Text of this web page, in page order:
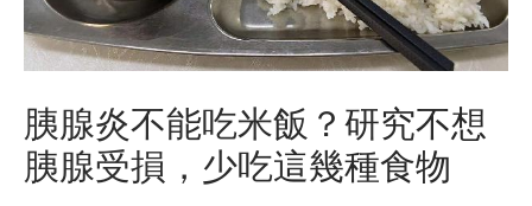
胰腺炎不能吃米飯？研究不想
胰腺受損，少吃這幾種食物